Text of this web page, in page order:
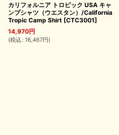
カリフォルニア トロピック USA キャ
ンプシャツ（ウエスタン）/California
Tropic Camp Shirt [CTC3001]
14,970円
(税込 : 16,467円)